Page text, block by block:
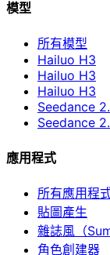
模型
所有模型
Hailuo H3
Hailuo H3
Hailuo H3
Seedance
Seedance
應用程式
所有應用程
貼圖產生
雜誌風（
角色創建器